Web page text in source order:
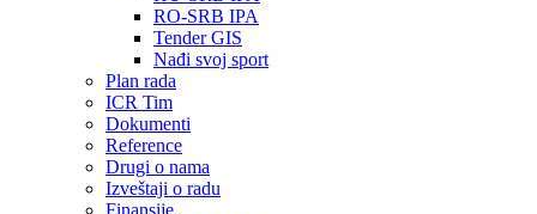
RO-SRB IPA
Tender GIS
Nađi svoj sport
Plan rada
ICR Tim
Dokumenti
Reference
Drugi o nama
Izveštaji o radu
Finansije